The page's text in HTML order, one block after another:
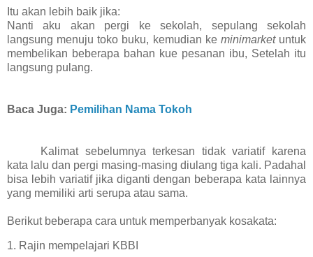
Itu akan lebih baik jika:
Nanti aku akan pergi ke sekolah, sepulang sekolah
langsung menuju toko buku, kemudian ke minimarket untuk
membelikan beberapa bahan kue pesanan ibu, Setelah itu
langsung pulang.
Baca Juga: Pemilihan Nama Tokoh
Kalimat sebelumnya terkesan tidak variatif karena
kata lalu dan pergi masing-masing diulang tiga kali. Padahal
bisa lebih variatif jika diganti dengan beberapa kata lainnya
yang memiliki arti serupa atau sama.
Berikut beberapa cara untuk memperbanyak kosakata:
1. Rajin mempelajari KBBI